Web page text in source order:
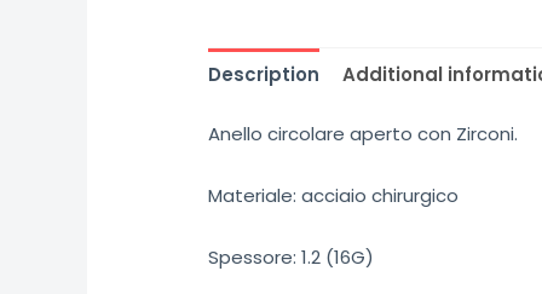
Description Additional
Anello circolare aperto con Zirconi.
Materiale: acciaio chirurgico
Spessore: 1.2 (16G)